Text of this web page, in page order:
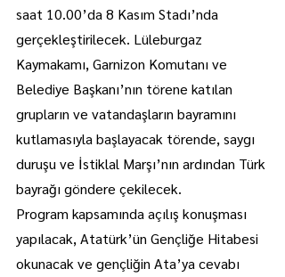
saat 10.00’da 8 Kasım Stadı’nda
gerçekleştirilecek. Lüleburgaz
Kaymakamı, Garnizon Komutanı ve
Belediye Başkanı’nın törene katılan
grupların ve vatandaşların bayramını
kutlamasıyla başlayacak törende, saygı
duruşu ve İstiklal Marşı’nın ardından Türk
bayrağı göndere çekilecek.
Program kapsamında açılış konuşması
yapılacak, Atatürk’ün Gençliğe Hitabesi
okunacak ve gençliğin Ata’ya cevabı